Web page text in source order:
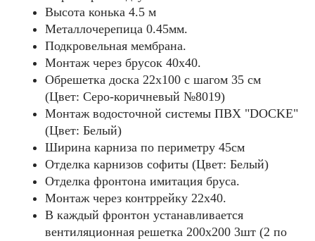
Высота конька 4.5 м
Металлочерепица 0.45мм.
Подкровельная мембрана.
Монтаж через брусок 40x40.
Обрешетка доска 22х100 с шагом 35 см
(Цвет: Серо-коричневый №8019)
Монтаж водосточной системы ПВХ "DOCKE"
(Цвет: Белый)
Ширина карниза по периметру 45см
Отделка карнизов софиты (Цвет: Белый)
Отделка фронтона имитация бруса.
Монтаж через контррейку 22x40.
В каждый фронтон устанавливается
вентиляционная решетка 200х200 3шт (2 по